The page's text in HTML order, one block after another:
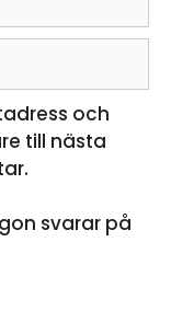
och
till nästa
svarar på